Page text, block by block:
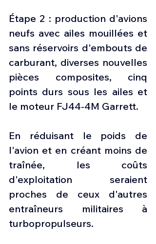
Étape 2 : production d'avions
neufs avec ailes mouillées et
sans réservoirs d'embouts de
carburant, diverses nouvelles
pièces composites, cinq
points durs sous les ailes et
le moteur FJ44-4M Garrett.
En réduisant le poids de
l'avion et en créant moins de
traînée, les coûts
d'exploitation seraient
proches de ceux d'autres
entraîneurs militaires à
turbopropulseurs.